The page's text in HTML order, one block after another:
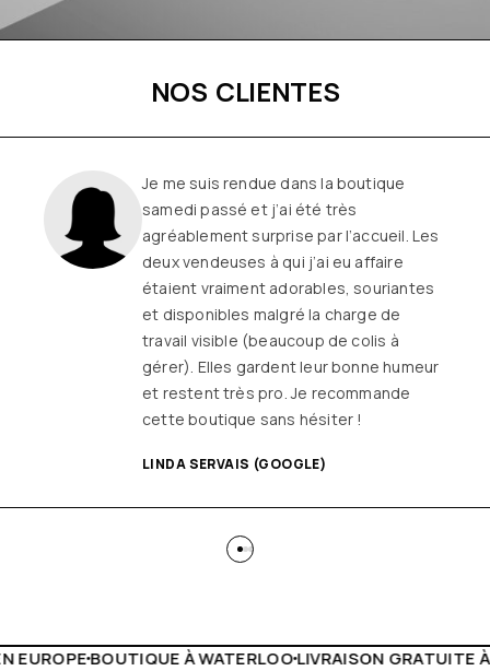
NOS CLIENTES
Une boutique familiale, à l’écoute et
remplie de joie de vivre
Les
vêtements sont de qualité, tendances
et originaux pour différentes
morphologies
et ça fait très
longtemps que j’y vais (depuis le début
ou quasiment) J’adore y faire un tour et
on ne sort jamais (ou presque) sans rien
LIVRAISON GRATUITE À PARTIR DE 150€LIVE